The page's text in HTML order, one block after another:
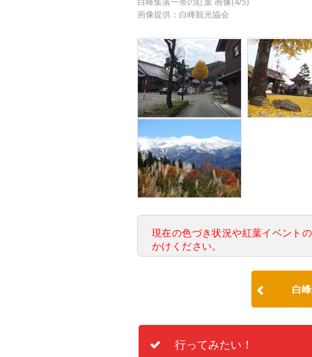
画像提供：白峰観光協会
現在の色づき状況や紅葉イベント
かけください。
白
行ってみたい！